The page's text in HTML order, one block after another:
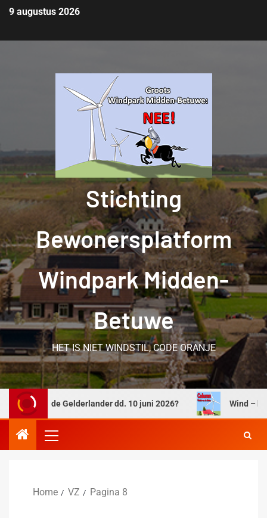
9 augustus 2026
Stichting
Bewonersplatform
Windpark Midden-
Betuwe
HET IS NIET WINDSTIL, CODE ORANJE
in de Gelderlander dd. 10 juni 2026? Wind –
Home VZ Pagina 8